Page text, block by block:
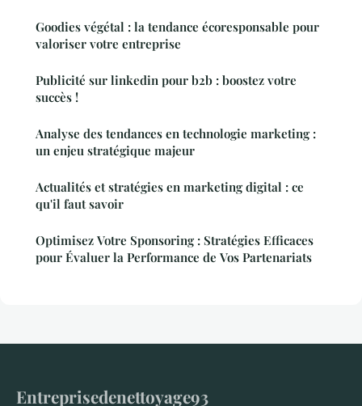
Goodies végétal : la tendance écoresponsable pour
valoriser votre entreprise
Publicité sur linkedin pour b2b : boostez votre
succès !
Analyse des tendances en technologie marketing :
un enjeu stratégique majeur
Actualités et stratégies en marketing digital : ce
qu'il faut savoir
Optimisez Votre Sponsoring : Stratégies Efficaces
pour Évaluer la Performance de Vos Partenariats
Entreprisedenettoyage93